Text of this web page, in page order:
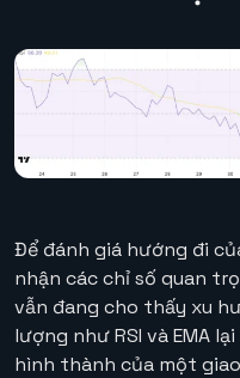
Để đánh giá hướng đi
nhận các chỉ số quan
vẫn đang cho thấy xu
lượng như RSI và EMA
hình thành của một